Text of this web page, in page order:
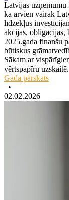
Latvijas uzņēmumu
ka arvien vairāk
līdzekļus
akcijās, obligācijās,
2025.gada finanšu
būtiskus
Sākam ar
vērtspapīru uzskaitē.
Gada pārskats
•
02.02.2026